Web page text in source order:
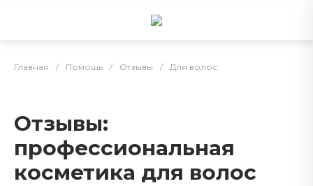
Главная / Помощь / Отзывы / Для волос
Отзывы:
профессиональная
косметика для волос